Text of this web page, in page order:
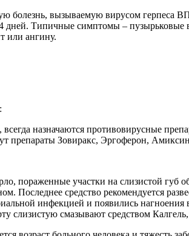
болезнь, вызываемую вирусом герпеса
дней. Типичные симптомы –
или ангину.
назначаются противовирусные
препараты Зовиракс, Эргоферон,
пораженные участки на слизистой губ
Последнее средство рекомендуется
инфекцией и появились
слизистую смазывают средством